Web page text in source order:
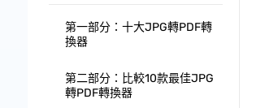
第一部分：十大JPG轉PDF轉
換器
第二部分：比較10款最佳JPG
轉PDF轉換器